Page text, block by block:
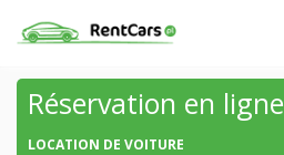
Réservation en ligne
LOCATION DE VOITURE